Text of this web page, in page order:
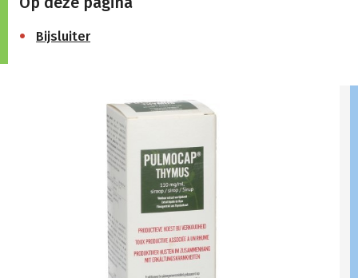
Bijsluiter